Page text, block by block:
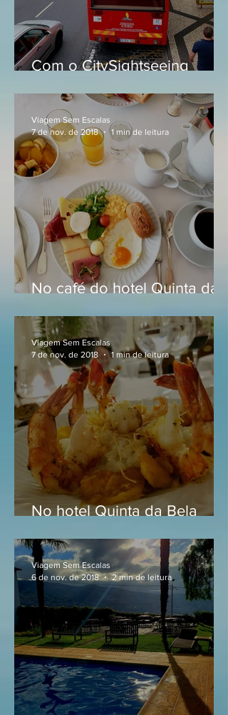
Com o CitySightseeing
No café do hotel Quinta da
Madeira
Viagem Sem Escalas
7 de nov. de 2018
1 min de leitura
No hotel Quinta da Bela
Viagem Sem Escalas
7 de nov. de 2018
1 min de leitura
Viagem Sem Escalas
6 de nov. de 2018
2 min de leitura